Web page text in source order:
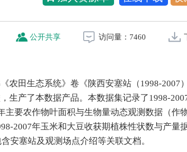
公开共享 访问量： 7460
农田生态系统》卷《陕西安塞站（1998-2007
生产了本数据产品。本数据集记录了1998-
要农作物叶面积与生物量动态观测数据（作
2007年玉米和大豆收获期植株性状数与产量
安塞站及观测场点介绍等关联文档。